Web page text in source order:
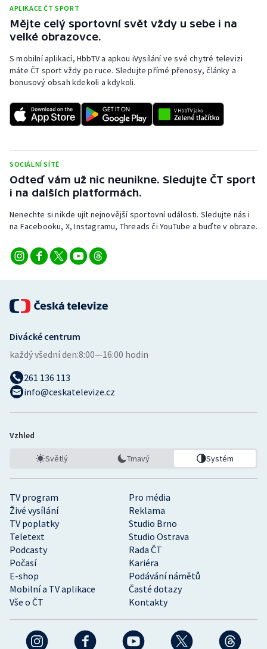
Rychlobruslení
Rychlostní kanoistika
Short track
Stolní tenis
Triatlon
Veslování
Vodní slalom
Ostatní
APLIKACE ČT SPORT
Mějte celý sportovní svět vždy u sebe i na
velké obrazovce.
S mobilní aplikací, HbbTV a apkou iVysílání ve své chytré televizi
máte ČT sport vždy po ruce. Sledujte přímé přenosy, články a
bonusový obsah kdekoli a kdykoli.
SOCIÁLNÍ SÍTĚ
Odteď vám už nic neunikne. Sledujte ČT sport
i na dalších platformách.
Nenechte si nikde ujít nejnovější sportovní události. Sledujte nás i
na Facebooku, X, Instagramu, Threads či YouTube a buďte v obraze.
TV program
Pro média
Živé vysílání
Reklama
TV poplatky
Studio Brno
Teletext
Studio Ostrava
Podcasty
Rada ČT
Počasí
Kariéra
E-shop
Podávání námětů
Mobilní a TV aplikace
Časté dotazy
Vše o ČT
Kontakty
Divácké centrum
každý všední den:8:00—16:00 hodin
261 136 113
info@ceskatelevize.cz
Vzhled
Světlý Tmavý Systém